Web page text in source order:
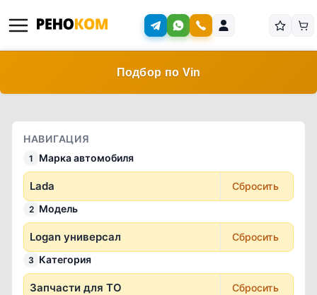
Подбор по Vin
НАВИГАЦИЯ
1 Марка автомобиля
Lada Сбросить
2 Модель
Logan универсал Сбросить
3 Категория
Запчасти для ТО Сбросить